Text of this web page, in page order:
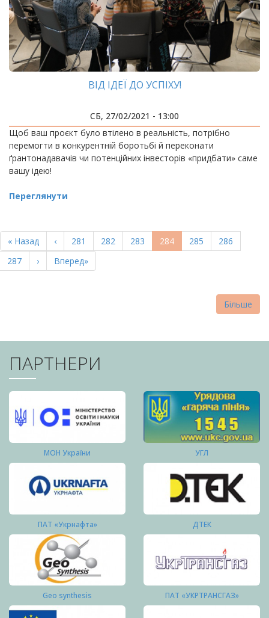
ВІД ІДЕЇ ДО УСПІХУ!
СБ, 27/02/2021 - 13:00
Щоб ваш проєкт було втілено в реальність, потрібно
перемогти в конкурентній боротьбі й переконати
ґрантонадавачів чи потенційних інвесторів «придбати» саме
вашу ідею!
Переглянути
НА
СТОРІНКИ
Перша
сторінка
« Назад
Попередня
сторінка
‹ Page
281 Page
282 Page
283
Поточна
сторінка
284 Page
285 Page
286
Page
287
Наступна
сторінка
›
Остання
сторінка
Вперед»
Більше
ПАРТНЕРИ
МОН України УГЛ
ПАТ «Укрнафта» ДТЕК
Geo synthesis ПАТ «УКРТРАНСГАЗ»